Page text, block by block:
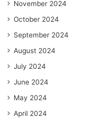
November 2024
October 2024
September 2024
August 2024
July 2024
June 2024
May 2024
April 2024